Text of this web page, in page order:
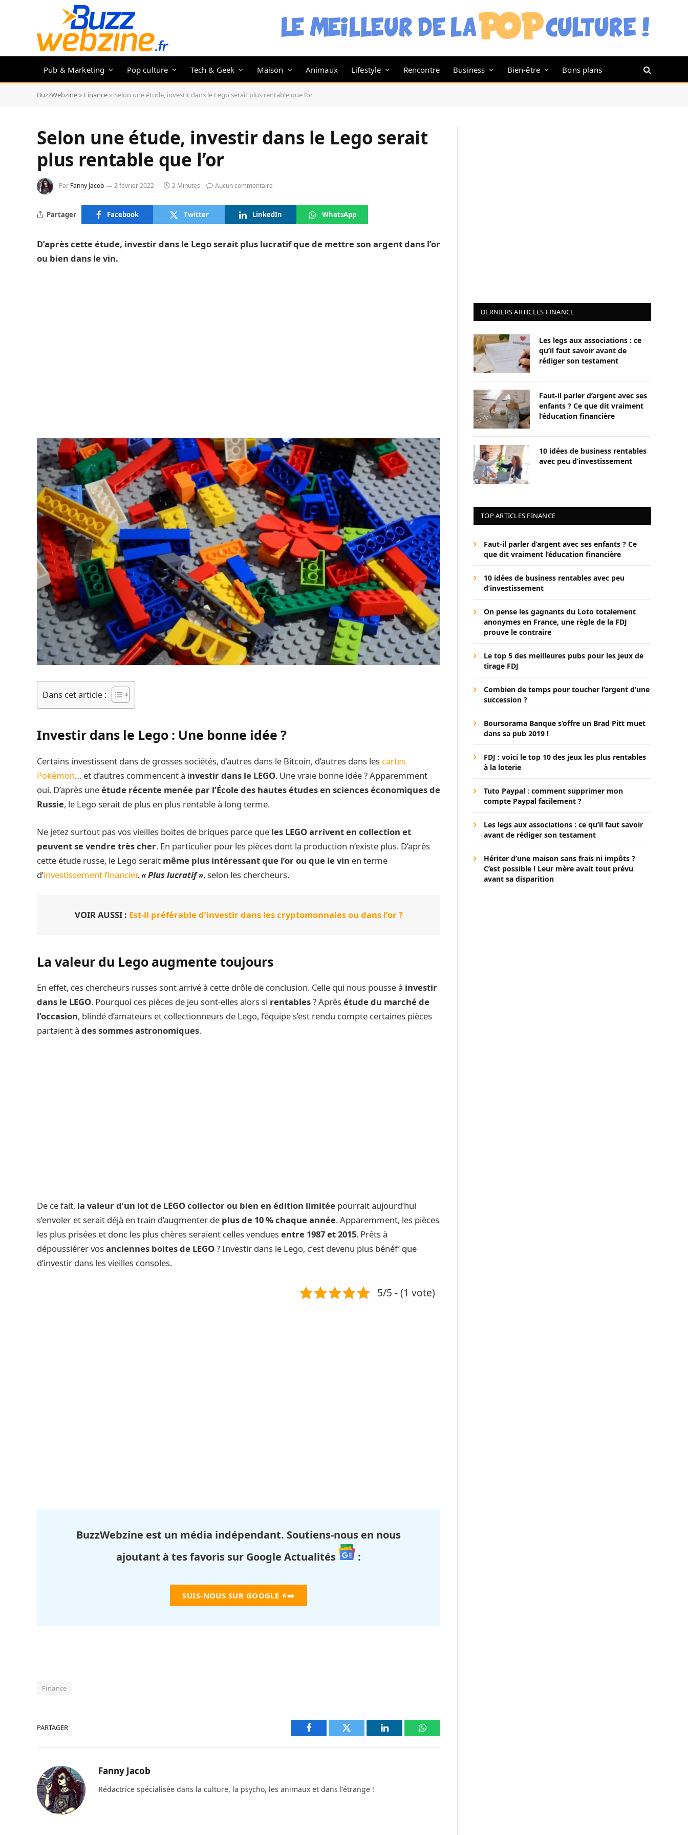
Pub & Marketing Pop culture Tech & Geek Maison Animaux Lifestyle Rencontre Business Bien-être Bons plans
BuzzWebzine » Finance » Selon une étude, investir dans le Lego serait plus rentable que l’or
Selon une étude, investir dans le Lego serait
plus rentable que l’or
Par Fanny Jacob 2 février 2022 2 Minutes Aucun commentaire
Partager Facebook Twitter LinkedIn WhatsApp
D’après cette étude, investir dans le Lego serait plus lucratif que de mettre son argent dans l’or
ou bien dans le vin.
Dans cet article :
Investir dans le Lego : Une bonne idée ?
Certains investissent dans de grosses sociétés, d’autres dans le Bitcoin, d’autres dans les cartes
Pokémon… et d’autres commencent à investir dans le LEGO. Une vraie bonne idée ? Apparemment
oui. D’après uneétude récente menée par l’École des hautes études en sciences économiques de
Russie, le Lego serait de plus en plus rentable à long terme.
Ne jetez surtout pas vos vieilles boites de briques parce que les LEGO arrivent en collection et
peuvent se vendre très cher. En particulier pour les pièces dont la production n’existe plus. D’après
cette étude russe, le Lego serait même plus intéressant que l’or ou que le vin en terme
d’investissement financier.« Plus lucratif », selon les chercheurs.
VOIR AUSSI : Est-il préférable d’investir dans les cryptomonnaies ou dans l’or ?
La valeur du Lego augmente toujours
En effet, ces chercheurs russes sont arrivé à cette drôle de conclusion. Celle qui nous pousse à investir
dans le LEGO. Pourquoi ces pièces de jeu sont-elles alors si rentables? Aprèsétude du marché de
l’occasion, blindé d’amateurs et collectionneurs de Lego, l’équipe s’est rendu compte certaines pièces
partaient à des sommes astronomiques.
De ce fait, la valeur d’un lot de LEGO collector ou bien en édition limitée pourrait aujourd’hui
s’envoler et serait déjà en train d’augmenter de plus de 10 % chaque année. Apparemment, les pièces
les plus prisées et donc les plus chères seraient celles venduesentre 1987 et 2015. Prêts à
dépoussiérer vosanciennes boites de LEGO? Investir dans le Lego, c’est devenu plus bénéf’ que
d’investir dans les vieilles consoles.
5/5 - (1 vote)
BuzzWebzine est un média indépendant. Soutiens-nous en nous
ajoutant à tes favoris sur Google Actualités
:
SUIS-NOUS SUR GOOGLE ⭐➡️
Finance
PARTAGER
Facebook Twitter LinkedIn WhatsApp
Fanny Jacob
Rédactrice spécialisée dans la culture, la psycho, les animaux et dans l'étrange !
DERNIERS ARTICLES FINANCE
Les legs aux associations : ce
qu’il faut savoir avant de
rédiger son testament
Faut-il parler d’argent avec ses
enfants ? Ce que dit vraiment
l’éducation financière
10 idées de business rentables
avec peu d’investissement
TOP ARTICLES FINANCE
Faut-il parler d’argent avec ses enfants ? Ce
que dit vraiment l’éducation financière
10 idées de business rentables avec peu
d’investissement
On pense les gagnants du Loto totalement
anonymes en France, une règle de la FDJ
prouve le contraire
Le top 5 des meilleures pubs pour les jeux de
tirage FDJ
Combien de temps pour toucher l’argent d’une
succession ?
Boursorama Banque s’offre un Brad Pitt muet
dans sa pub 2019 !
FDJ : voici le top 10 des jeux les plus rentables
à la loterie
Tuto Paypal : comment supprimer mon
compte Paypal facilement ?
Les legs aux associations : ce qu’il faut savoir
avant de rédiger son testament
Hériter d’une maison sans frais ni impôts ?
C’est possible ! Leur mère avait tout prévu
avant sa disparition